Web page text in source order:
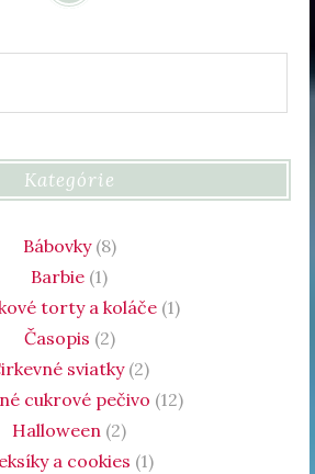
Kategórie
Bábovky(8)
Barbie (1)
torty a koláče (1)
Časopis (2)
sviatky(2)
cukrové pečivo (12)
Halloween (2)
a cookies (1)